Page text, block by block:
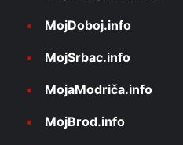
MojDoboj.info
MojSrbac.info
MojaModriča.info
MojBrod.info